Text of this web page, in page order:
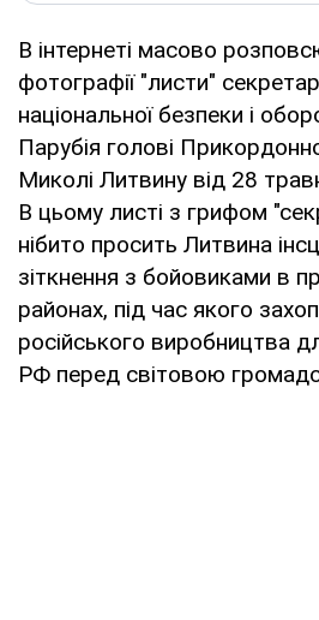
В інтернеті масово
фотографії "листи"
національної безпеки і
Парубія голові
Миколі Литвину від 28
В цьому листі з грифом
нібито просить Литвина
зіткнення з бойовиками в
районах, під час якого
російського виробництва
РФ перед світовою